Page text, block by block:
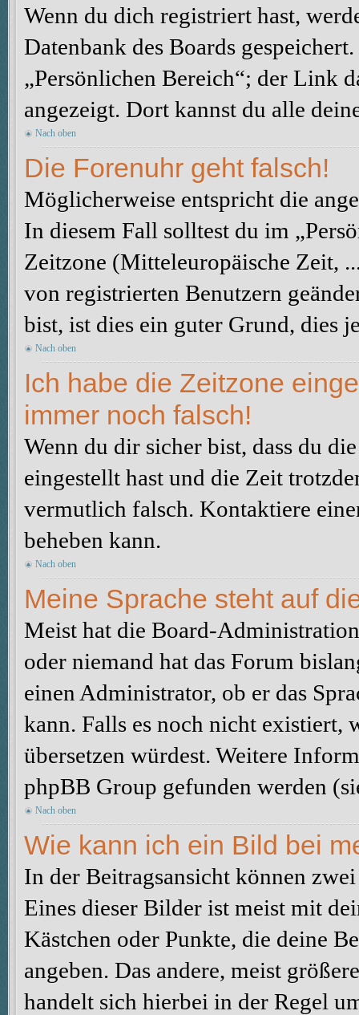
Wenn du dich registriert hast,
Datenbank des Boards
„Persönlichen Bereich“; der Link
angezeigt. Dort kannst du alle
Nach oben
Die Forenuhr geht falsch!
Möglicherweise entspricht die
In diesem Fall solltest du im
Zeitzone (Mitteleuropäische Zeit,
von registrierten Benutzern
bist, ist dies ein guter Grund, dies
Nach oben
Ich habe die Zeitzone
immer noch falsch!
Wenn du dir sicher bist, dass du
eingestellt hast und die Zeit
vermutlich falsch. Kontaktiere
beheben kann.
Nach oben
Meine Sprache steht auf
Meist hat die Board-
oder niemand hat das Forum
einen Administrator, ob er das
kann. Falls es noch nicht existiert,
übersetzen würdest. Weitere
phpBB Group gefunden werden
Nach oben
Wie kann ich ein Bild bei
In der Beitragsansicht können
Eines dieser Bilder ist meist mit
Kästchen oder Punkte, die deine
angeben. Das andere, meist
handelt sich hierbei in der Regel